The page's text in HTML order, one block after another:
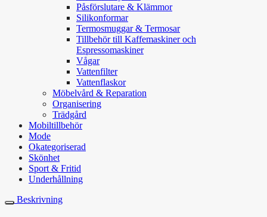
Påsförslutare & Klämmor
Silikonformar
Termosmuggar & Termosar
Tillbehör till Kaffemaskiner och
Espressomaskiner
Vågar
Vattenfilter
Vattenflaskor
Möbelvård & Reparation
Organisering
Trädgård
Mobiltillbehör
Mode
Okategoriserad
Skönhet
Sport & Fritid
Underhållning
Beskrivning